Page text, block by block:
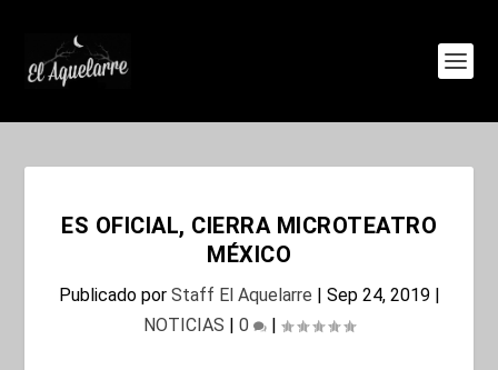
ES OFICIAL, CIERRA MICROTEATRO
MÉXICO
Publicado por Staff El Aquelarre | Sep 24, 2019|
NOTICIAS | 0 |